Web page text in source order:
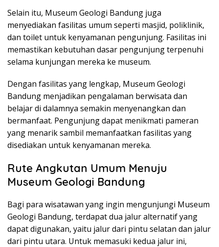
Selain itu, Museum Geologi Bandung juga
menyediakan fasilitas umum seperti masjid, poliklinik,
dan toilet untuk kenyamanan pengunjung. Fasilitas ini
memastikan kebutuhan dasar pengunjung terpenuhi
selama kunjungan mereka ke museum.
Dengan fasilitas yang lengkap, Museum Geologi
Bandung menjadikan pengalaman berwisata dan
belajar di dalamnya semakin menyenangkan dan
bermanfaat. Pengunjung dapat menikmati pameran
yang menarik sambil memanfaatkan fasilitas yang
disediakan untuk kenyamanan mereka.
Rute Angkutan Umum Menuju
Museum Geologi Bandung
Bagi para wisatawan yang ingin mengunjungi Museum
Geologi Bandung, terdapat dua jalur alternatif yang
dapat digunakan, yaitu jalur dari pintu selatan dan jalur
dari pintu utara. Untuk memasuki kedua jalur ini,